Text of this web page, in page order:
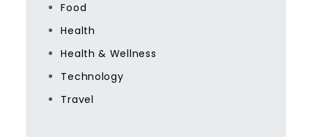
Food
Health
Health & Wellness
Technology
Travel